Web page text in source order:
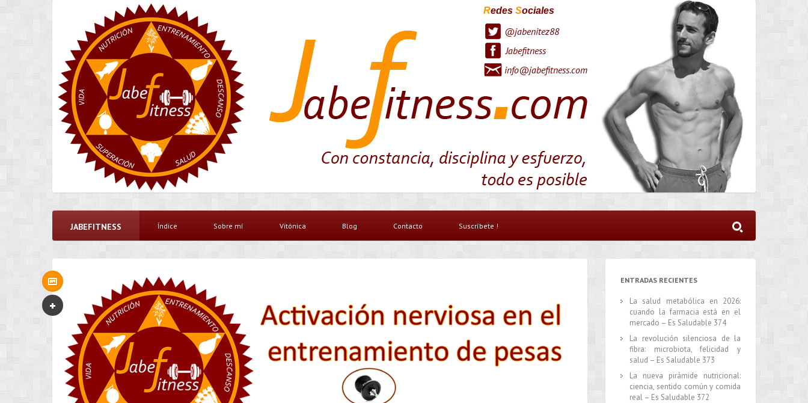
Redes Sociales
@jabenitez88
Jabefitness
info@jabefitness.com
JABEFITNESS Índice Sobre mí Vitónica Blog Contacto Suscríbete !
ENTRADAS RECIENTES
La salud metabólica en 2026:
cuando la farmacia está en el
mercado – Es Saludable 374
La revolución silenciosa de la
fibra: microbiota, felicidad y
salud – Es Saludable 373
La nueva pirámide nutricional:
ciencia, sentido común y comida
real – Es Saludable 372